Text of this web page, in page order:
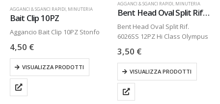
AGGANCI & SGANCI RAPIDI, MINUTERIA
Bait Clip 10PZ
Aggancio Bait Clip 10PZ Stonfo
4,50 €
VISUALIZZA PRODOTTI
AGGANCI & SGANCI RAPIDI, MINUTERIA
Bent Head Oval Split Rif. 6026SS 12PZ
Bent Head Oval Split Rif.
6026SS 12PZ Hi Class Olympus
3,50 €
VISUALIZZA PRODOTTI